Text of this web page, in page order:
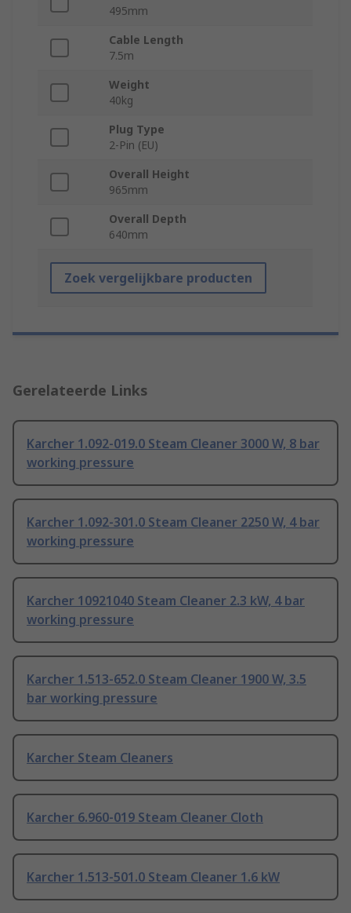
495mm
Cable Length
7.5m
Weight
40kg
Plug Type
2-Pin (EU)
Overall Height
965mm
Overall Depth
640mm
Zoek vergelijkbare producten
Gerelateerde Links
Karcher 1.092-019.0 Steam Cleaner 3000 W, 8 bar
working pressure
Karcher 1.092-301.0 Steam Cleaner 2250 W, 4 bar
working pressure
Karcher 10921040 Steam Cleaner 2.3 kW, 4 bar
working pressure
Karcher 1.513-652.0 Steam Cleaner 1900 W, 3.5
bar working pressure
Karcher Steam Cleaners
Karcher 6.960-019 Steam Cleaner Cloth
Karcher 1.513-501.0 Steam Cleaner 1.6 kW